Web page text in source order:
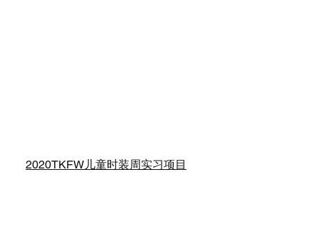
2020TKFW儿童时装周实习项目